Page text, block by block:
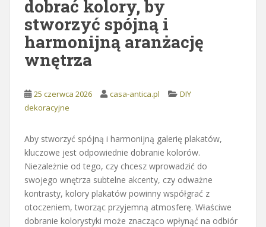
dobrać kolory, by
stworzyć spójną i
harmonijną aranżację
wnętrza
25 czerwca 2026 casa-antica.pl
DIY
dekoracyjne
Aby stworzyć spójną i harmonijną galerię plakatów,
kluczowe jest odpowiednie dobranie kolorów.
Niezależnie od tego, czy chcesz wprowadzić do
swojego wnętrza subtelne akcenty, czy odważne
kontrasty, kolory plakatów powinny współgrać z
otoczeniem, tworząc przyjemną atmosferę. Właściwe
dobranie kolorystyki może znacząco wpłynąć na odbiór